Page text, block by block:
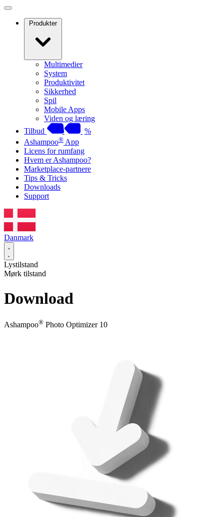
Produkter
Multimedier
System
Produktivitet
Sikkerhed
Spil
Mobile Apps
Viden og læring
Tilbud
%
Ashampoo® App
Licens for rumfang
Hvem er Ashampoo?
Marketplace-partnere
Tips & Tricks
Downloads
Support
Danmark
Lystilstand
Mørk tilstand
Download
Ashampoo® Photo Optimizer 10